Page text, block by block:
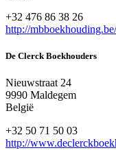
+32 476 86 38 26
http://mbboekhouding.be/
De Clerck Boekhouders
Nieuwstraat 24
9990 Maldegem
België
+32 50 71 50 03
http://